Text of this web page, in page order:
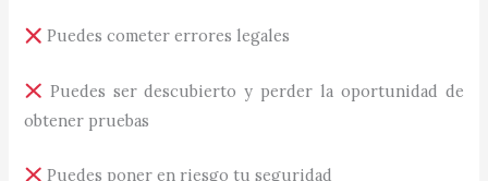
Puedes cometer errores legales
Puedes ser descubierto y perder la oportunidad de
obtener pruebas
Puedes poner en riesgo tu seguridad